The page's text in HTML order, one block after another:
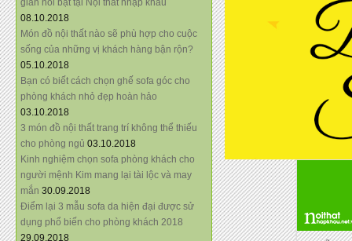
giãn nổi bật tại Nội thất nhập khẩu
08.10.2018
Món đồ nội thất nào sẽ phù hợp cho cuộc
sống của những vị khách hàng bận rộn?
05.10.2018
Bạn có biết cách chọn ghế sofa góc cho
phòng khách nhỏ đẹp hoàn hảo
03.10.2018
3 món đồ nội thất trang trí không thể thiếu
cho phòng ngủ 03.10.2018
Kinh nghiệm chọn sofa phòng khách cho
người mệnh Kim mang lại tài lộc và may
mắn 30.09.2018
Điểm lại 3 mẫu sofa da hiện đại được sử
dụng phổ biến cho phòng khách 2018
29.09.2018